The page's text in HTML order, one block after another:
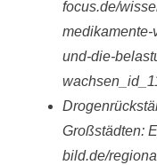
focus.de/
und-die-
Großstädten:
bild.de/